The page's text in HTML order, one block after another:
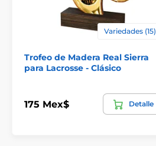
Variedades (15)
Trofeo de Madera Real Sierra
para Lacrosse - Clásico
175 Mex$ Detalle